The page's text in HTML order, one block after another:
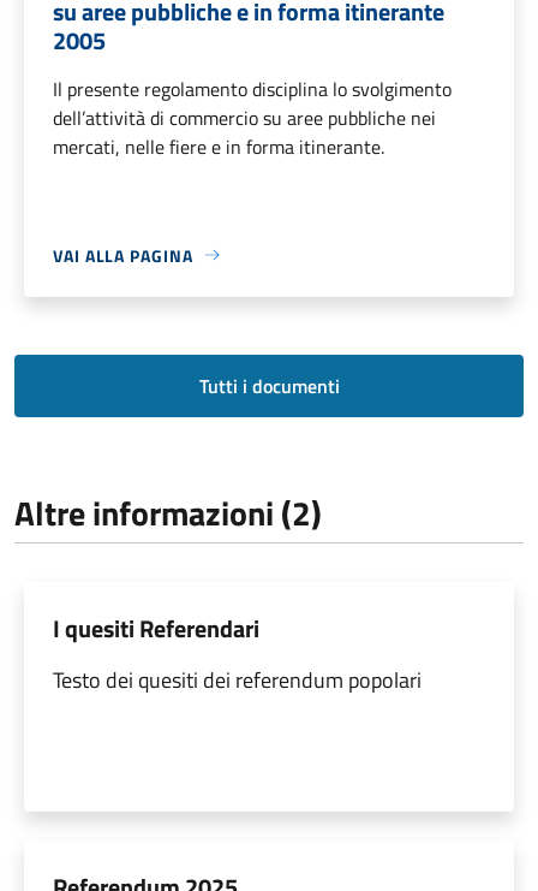
su aree pubbliche e in forma itinerante
2005
Il presente regolamento disciplina lo svolgimento
dell’attività di commercio su aree pubbliche nei
mercati, nelle fiere e in forma itinerante.
VAI ALLA PAGINA
Tutti i documenti
Altre informazioni (2)
I quesiti Referendari
Testo dei quesiti dei referendum popolari